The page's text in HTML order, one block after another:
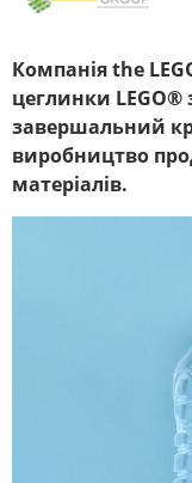
Компанія the
цеглинки LEGO®
завершальний
виробництво
матеріалів.